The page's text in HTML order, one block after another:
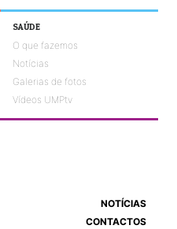
SAÚDE
O que fazemos
Notícias
Galerias de fotos
Vídeos UMPtv
NOTÍCIAS
CONTACTOS